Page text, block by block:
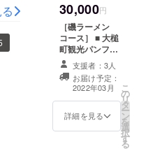
本的には「〇〇
県 姓名」という
格好となりま
す。 ■ 仏像オリ
ジナル手ぬぐい
■ 書籍『前川善
兵衛ゆかりの三
神社』
30,000円
［磯ラーメン
コース］ ■ 大槌
町観光パンフ
レット ■ 仏像ポ
ストカード ■ 修
復報告書 ■ 支援
者様のお名前を
和紙に書いて仏
像内に納入 ※支
支援者：3人
お届け予定：
2022年03月
詳細を見る
こ
の
リ
タ
ー
ン
を
選
択
す
る